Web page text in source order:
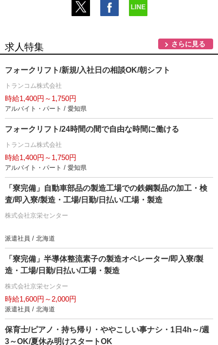
求人特集 さらに見る
フォークリフト/新規/入社日の相談OK/朝シフト
トランコム株式会社
時給1,400円～1,750円
アルバイト・パート / 愛知県
フォークリフト/24時間の間で自由な時間に働ける
トランコム株式会社
時給1,400円～1,750円
アルバイト・パート / 愛知県
「寮完備」自動車部品の製造工場での鉄鋼製品の加工・検
査/即入寮/製造・工場/日勤/日払い/工場・製造
株式会社京栄センター
派遣社員 / 北海道
「寮完備」半導体整流素子の製造オペレーター/即入寮/製
造・工場/日勤/日払い/工場・製造
株式会社京栄センター
時給1,600円～2,000円
派遣社員 / 北海道
保育士/ピアノ・持ち帰り・ややこしい事ナシ・1日4h～/週
3～OK/夏休み明けスタートOK